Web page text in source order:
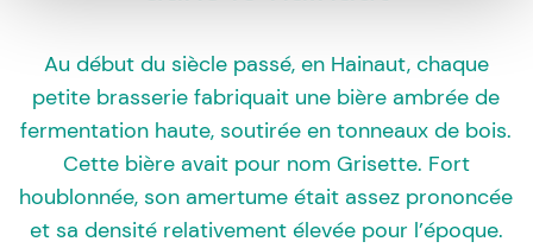
Au début du siècle passé, en Hainaut, chaque
petite brasserie fabriquait une bière ambrée de
fermentation haute, soutirée en tonneaux de bois.
Cette bière avait pour nom Grisette. Fort
houblonnée, son amertume était assez prononcée
et sa densité relativement élevée pour l’époque.